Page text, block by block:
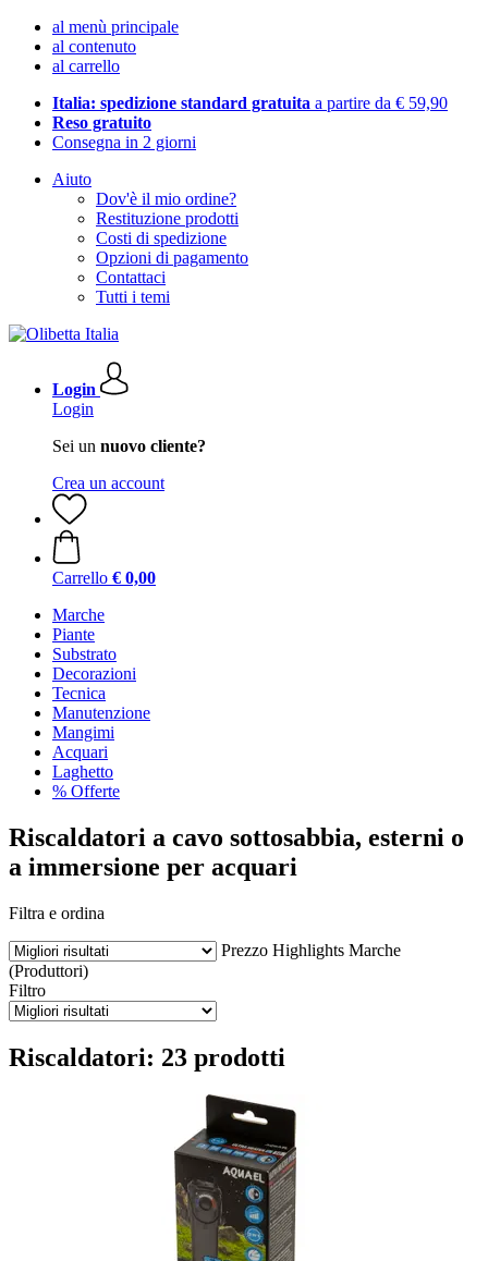
al menù principale
al contenuto
al carrello
Italia: spedizione standard gratuita a partire da € 59,90
Reso gratuito
Consegna in 2 giorni
Aiuto
Dov'è il mio ordine?
Restituzione prodotti
Costi di spedizione
Opzioni di pagamento
Contattaci
Tutti i temi
Login
Login
Sei un nuovo cliente?
Crea un account
Carrello € 0,00
Marche
Piante
Substrato
Decorazioni
Tecnica
Manutenzione
Mangimi
Acquari
Laghetto
% Offerte
Riscaldatori a cavo sottosabbia, esterni o
a immersione per acquari
Filtra e ordina
Prezzo Highlights Marche
(Produttori)
Filtro
Riscaldatori: 23 prodotti